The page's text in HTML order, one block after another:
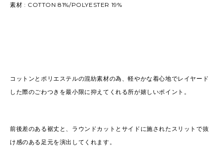
素材 : COTTON 81%/POLYESTER 19%
コットンとポリエステルの混紡素材の為、軽やかな着心地でレイヤード
した際のごわつきを最小限に抑えてくれる所が嬉しいポイント。
前後差のある裾丈と、ラウンドカットとサイドに施されたスリットで抜
け感のある足元を演出してくれます。